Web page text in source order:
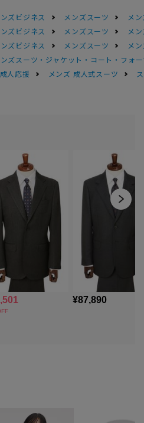
ンズビジネス メンズスーツ
メ
ンズビジネス メンズスーツ
メ
ンズビジネス メンズスーツ
メ
ンズスーツ・ジャケット・コート・フォ
人応援 メンズ 成人式スーツ